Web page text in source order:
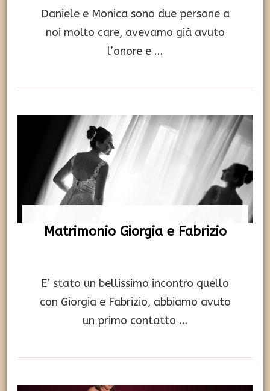
Daniele e Monica sono due persone a
noi molto care, avevamo già avuto
l’onore e …
Matrimonio Giorgia e Fabrizio
E’ stato un bellissimo incontro quello
con Giorgia e Fabrizio, abbiamo avuto
un primo contatto …